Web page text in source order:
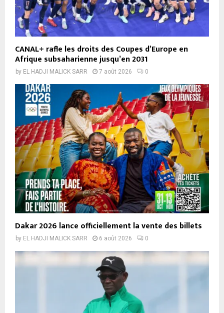
CANAL+ rafle les droits des Coupes d’Europe en
Afrique subsaharienne jusqu’en 2031
by EL HADJI MALICK SARR 7 août 2026 0
Dakar 2026 lance officiellement la vente des billets
by EL HADJI MALICK SARR 6 août 2026 0